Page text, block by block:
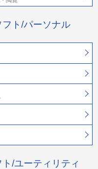
ト/パーソナル
/ユーティリティ